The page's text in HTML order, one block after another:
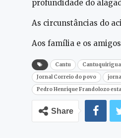
profundidade do
As circunstâncias do
Aos família e os
Cantu
Jornal Correio do povo
Pedro Henrique Frandolozo
Share